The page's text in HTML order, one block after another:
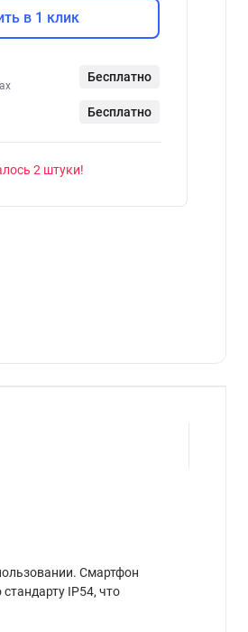
в 1 клик
Бесплатно
Бесплатно
2 штуки
Смартфон
IP54, что